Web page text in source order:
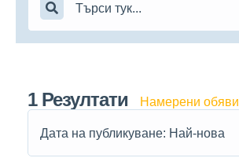
1 Резултати Намерени обяви
Дата на публикуване: Най-нова